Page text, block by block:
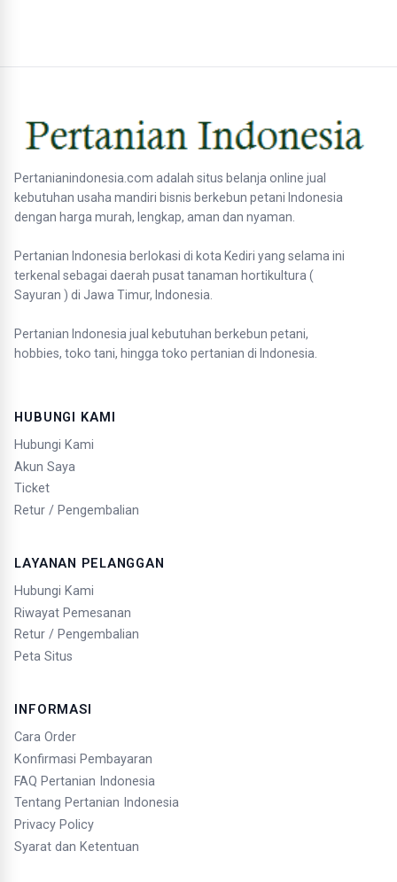
Pertanianindonesia.com adalah situs belanja online jual
kebutuhan usaha mandiri bisnis berkebun petani Indonesia
dengan harga murah, lengkap, aman dan nyaman.
Pertanian Indonesia berlokasi di kota Kediri yang selama ini
terkenal sebagai daerah pusat tanaman hortikultura (
Sayuran ) di Jawa Timur, Indonesia.
Pertanian Indonesia jual kebutuhan berkebun petani,
hobbies, toko tani, hingga toko pertanian di Indonesia.
HUBUNGI KAMI
Hubungi Kami
Akun Saya
Ticket
Retur / Pengembalian
LAYANAN PELANGGAN
Hubungi Kami
Riwayat Pemesanan
Retur / Pengembalian
Peta Situs
INFORMASI
Cara Order
Konfirmasi Pembayaran
FAQ Pertanian Indonesia
Tentang Pertanian Indonesia
Privacy Policy
Syarat dan Ketentuan